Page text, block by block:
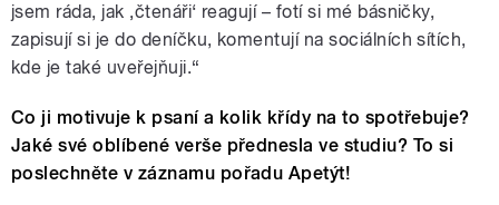
jsem ráda, jak ‚čtenáři‘ reagují – fotí si mé básničky,
zapisují si je do deníčku, komentují na sociálních sítích,
kde je také uveřejňuji.“
Co ji motivuje k psaní a kolik křídy na to spotřebuje?
Jaké své oblíbené verše přednesla ve studiu? To si
poslechněte v záznamu pořadu Apetýt!